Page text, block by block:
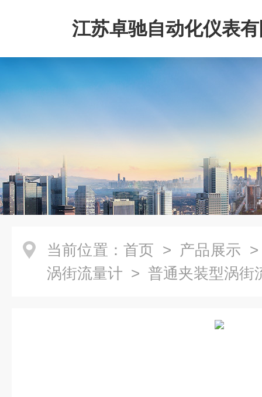
江苏卓驰自动化仪表
当前位置： 首页 > 产品展示
涡街流量计 > 普通夹装型涡街